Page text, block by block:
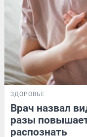
ЗДОРОВЬЕ
Врач назвал
разы
распознать